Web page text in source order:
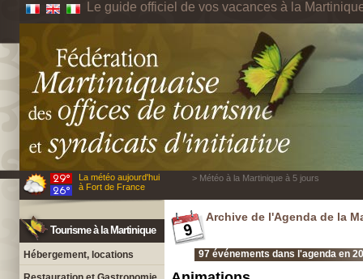
Le guide officiel de vos vacances à la
La météo aujourd'hui
à Fort de France
> Météo à la Martinique à 5 jours
Tourisme à la Martinique
Hébergement, locations
Archive de l'Agenda de la
97 événements dans l'agenda en